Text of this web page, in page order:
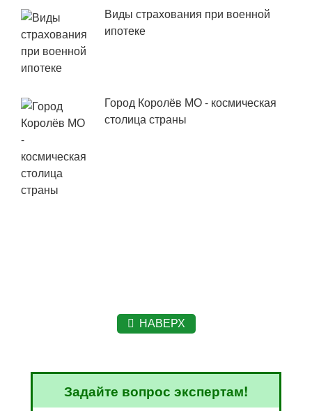
Виды страхования при военной
ипотеке
Город Королёв МО - космическая
столица страны
НАВЕРХ
Задайте вопрос экспертам!